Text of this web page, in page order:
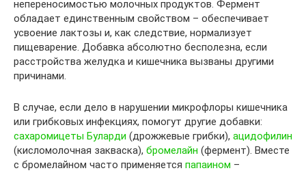
непереносимостью молочных продуктов. Фермент
обладает единственным свойством – обеспечивает
усвоение лактозы и, как следствие, нормализует
пищеварение. Добавка абсолютно бесполезна, если
расстройства желудка и кишечника вызваны другими
причинами.
В случае, если дело в нарушении микрофлоры кишечника
или грибковых инфекциях, помогут другие добавки:
сахаромицеты Буларди (дрожжевые грибки), ацидофилин
(кисломолочная закваска), бромелайн (фермент). Вместе
с бромелайном часто применяется папаином –